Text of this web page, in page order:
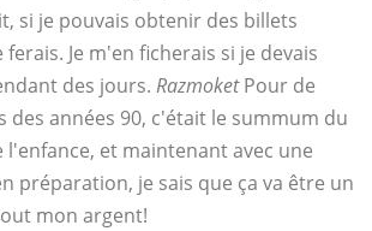
si je pouvais obtenir des billets
Je m'en ficherais si je devais
des jours. RazmoketPour de
des années 90, c'était le summum du
et maintenant avec une
préparation, je sais que ça va être un
mon argent!